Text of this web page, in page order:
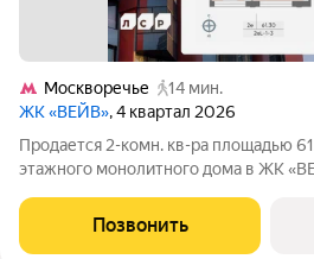
Москворечье
14 мин.
ЖК «ВЕЙВ», 4 квартал 2026
Продается 2-комн. кв-ра площадью
этажного монолитного дома в ЖК
ансамбль из семи корпусов
объединенных общим стилобатом, в
Позвонить